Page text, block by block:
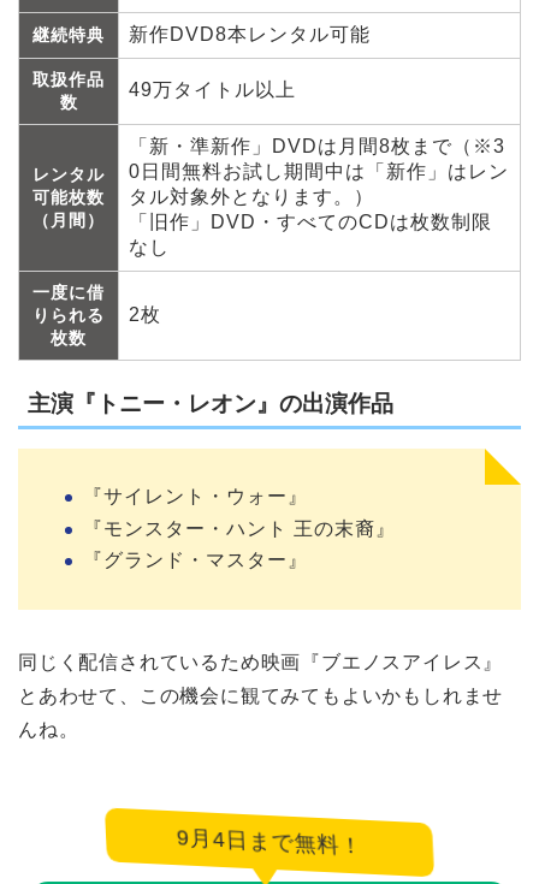
継続特典 新作DVD8本レンタル可能
取扱作品
数
49万タイトル以上
レンタル
可能枚数
（月間）
「新・準新作」DVDは月間8枚まで（※3
0日間無料お試し期間中は「新作」はレン
タル対象外となります。）
「旧作」DVD・すべてのCDは枚数制限
なし
一度に借
りられる
枚数
2枚
主演『トニー・レオン』の出演作品
『サイレント・ウォー』
『モンスター・ハント 王の末裔』
『グランド・マスター』
同じく配信されているため映画『ブエノスアイレス』
とあわせて、この機会に観てみてもよいかもしれませ
んね。
9月4日まで無料！